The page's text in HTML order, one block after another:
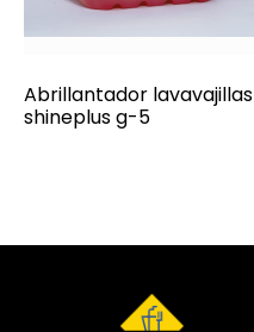
Abrillantador lavavajillas
shineplus g-5